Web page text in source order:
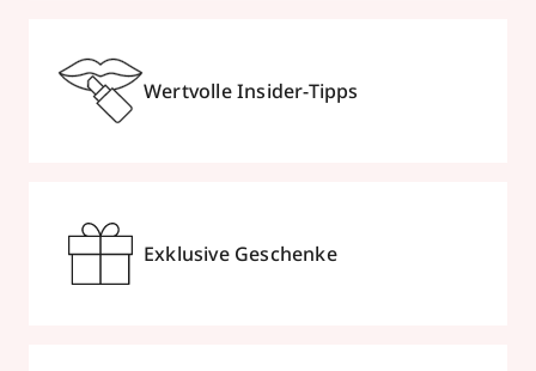
Wertvolle Insider-Tipps
Exklusive Geschenke